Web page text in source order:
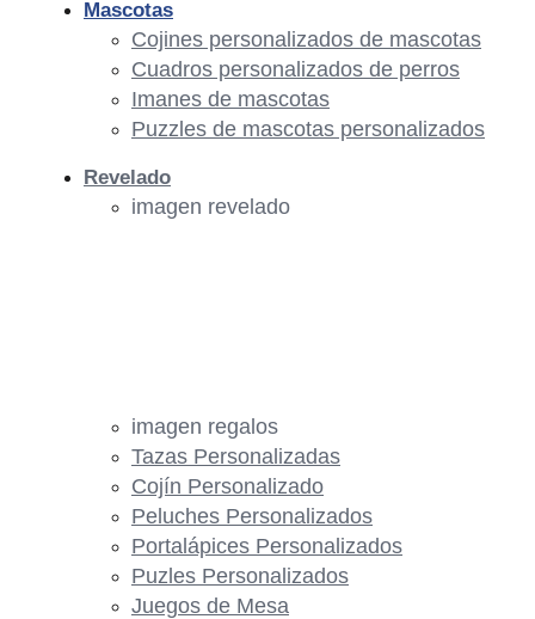
imagen regalos
Tazas Personalizadas
Cojín Personalizado
Peluches Personalizados
Portalápices Personalizados
Puzles Personalizados
Juegos de Mesa
Mascotas
Cojines personalizados de mascotas
Cuadros personalizados de perros
Imanes de mascotas
Puzzles de mascotas personalizados
Revelado
imagen revelado